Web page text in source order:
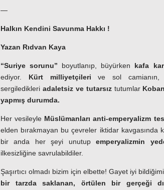
—
Halkın Kendini Savunma Hakkı !
Yazan Rıdvan Kaya
“Suriye sorunu” boyutlanıp, büyürken kafa
ediyor. Kürt milliyetçileri ve sol camianın,
sergiledikleri adaletsiz ve tutarsız tutumlar
yapmış durumda.
Her vesileyle Müslümanları anti-emperyalizm
elden bırakmayan bu çevreler iktidar kavgasında
bir anda her şeyi unutupemperyalizmin
ilkesizliğine savrulabildiler.
Şaşırtıcı olmadı bizim için elbette! Gayet iyi
bir tarzda saklanan, örtülen bir gerçeği